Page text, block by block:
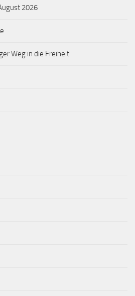
2026
Weg in die Freiheit